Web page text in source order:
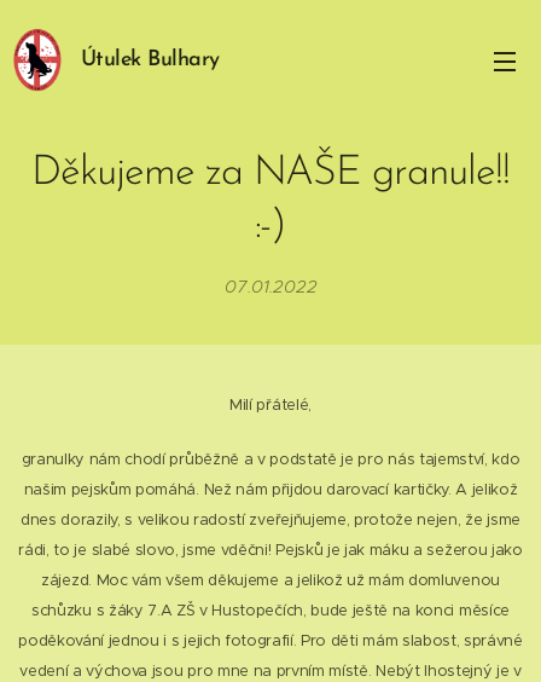
Útulek Bulhary
Děkujeme za NAŠE granule!!
:-)
07.01.2022
Milí přátelé,
granulky nám chodí průběžně a v podstatě je pro nás tajemství, kdo
našim pejskům pomáhá. Než nám přijdou darovací kartičky. A jelikož
dnes dorazily, s velikou radostí zveřejňujeme, protože nejen, že jsme
rádi, to je slabé slovo, jsme vděčni! Pejsků je jak máku a sežerou jako
zájezd. Moc vám všem děkujeme a jelikož už mám domluvenou
schůzku s žáky 7.A ZŠ v Hustopečích, bude ještě na konci měsíce
poděkování jednou i s jejich fotografií. Pro děti mám slabost, správné
vedení a výchova jsou pro mne na prvním místě. Nebýt lhostejný je v